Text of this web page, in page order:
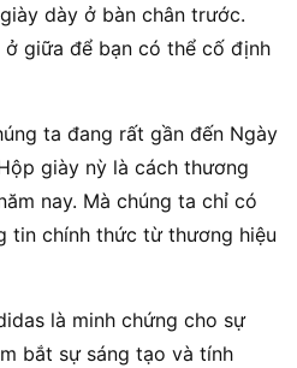
dày ở bàn chân trước.
giữa để bạn có thể cố định
ta đang rất gần đến Ngày
giày nỳ là cách thương
nay. Mà chúng ta chỉ có
tin chính thức từ thương hiệu
là minh chứng cho sự
bắt sự sáng tạo và tính